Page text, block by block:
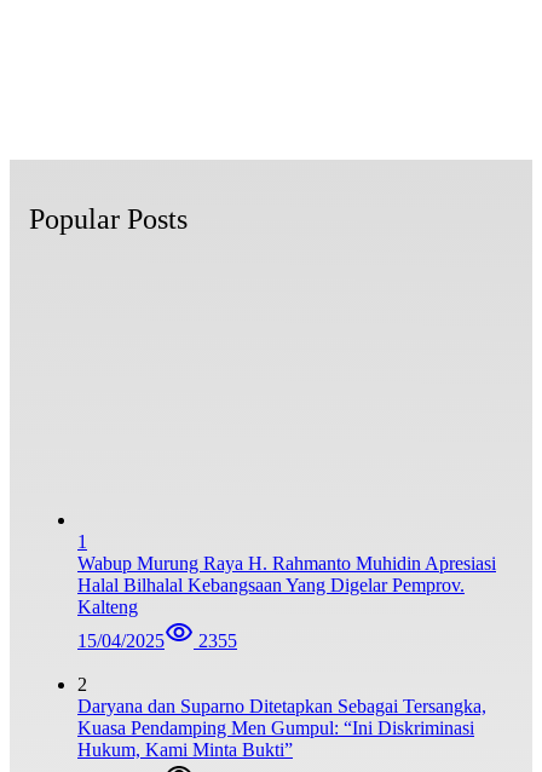
Popular Posts
1
Wabup Murung Raya H. Rahmanto Muhidin Apresiasi
Halal Bilhalal Kebangsaan Yang Digelar Pemprov.
Kalteng
15/04/2025
2355
2
Daryana dan Suparno Ditetapkan Sebagai Tersangka,
Kuasa Pendamping Men Gumpul: “Ini Diskriminasi
Hukum, Kami Minta Bukti”